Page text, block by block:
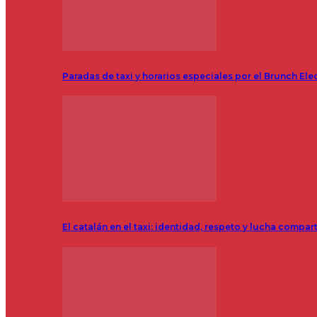
Paradas de taxi y horarios especiales por el Brunch
El catalán en el taxi: identidad, respeto y lucha